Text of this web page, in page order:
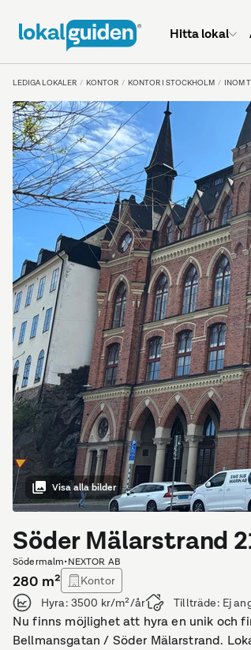
Hitta lokal
LEDIGA LOKALER KONTOR KONTOR I STOCKHOLM INOM
Visa alla bilder
Söder Mälarstrand
Södermalm•NEXTOR AB
280 m²
Kontor
Hyra: 3500 kr/m²/år Tillträde: Ej
Nu finns möjlighet att hyra en unik och
Bellmansgatan / Söder Mälarstrand.